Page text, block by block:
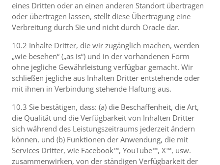
eines Dritten oder an einen anderen Standort übertragen
oder übertragen lassen, stellt diese Übertragung eine
Verbreitung durch Sie und nicht durch Oracle dar.
10.2 Inhalte Dritter, die wir zugänglich machen, werden
„wie besehen“ („as is“) und in der vorhandenen Form
ohne jegliche Gewährleistung verfügbar gemacht. Wir
schließen jegliche aus Inhalten Dritter entstehende oder
mit ihnen in Verbindung stehende Haftung aus.
10.3 Sie bestätigen, dass: (a) die Beschaffenheit, die Art,
die Qualität und die Verfügbarkeit von Inhalten Dritter
sich während des Leistungszeitraums jederzeit ändern
können, und (b) Funktionen der Anwendung, die mit
Services Dritter, wie Facebook™, YouTube™, X™, usw.
zusammenwirken, von der ständigen Verfügbarkeit der